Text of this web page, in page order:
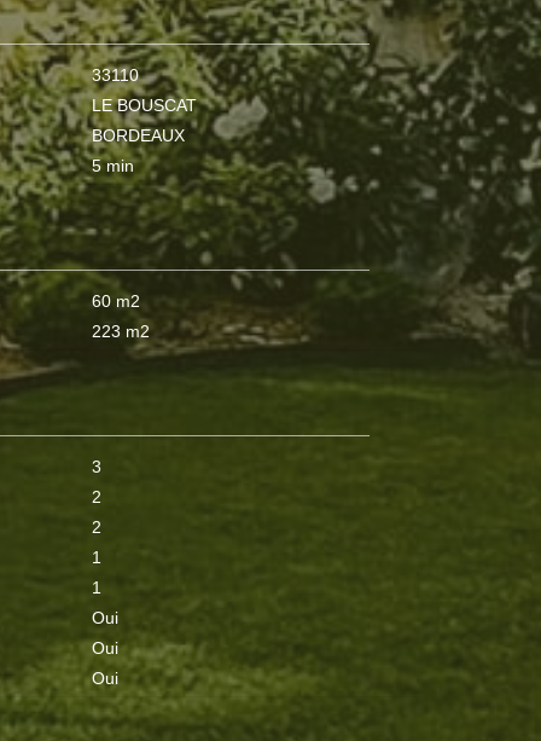
33110
LE BOUSCAT
BORDEAUX
5 min
60 m2
223 m2
3
2
2
1
1
Oui
Oui
Oui